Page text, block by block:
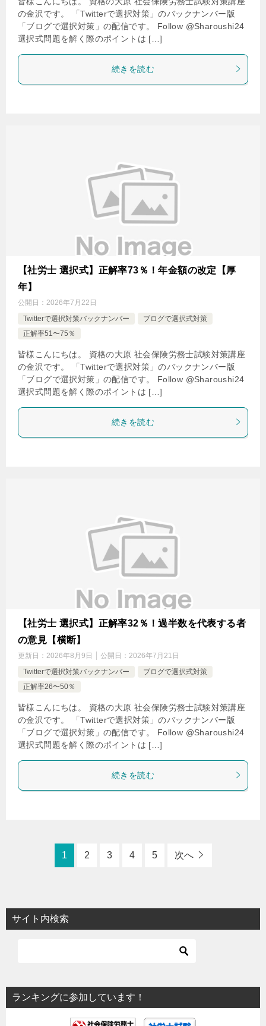
の金沢です。 「Twitterで選択対策」のバックナンバー版
「ブログで選択対策」の配信です。 Follow @Sharoushi24
選択式問題を解く際のポイントは […]
続きを読む
【社労士 選択式】正解率73％！年金額の改定【厚
年】
公開日： 2026年7月22日
Twitterで選択対策バックナンバー
ブログで選択式対策
正解率51〜75％
皆様こんにちは。 資格の大原 社会保険労務士試験対策講座
の金沢です。 「Twitterで選択対策」のバックナンバー版
「ブログで選択対策」の配信です。 Follow @Sharoushi24
選択式問題を解く際のポイントは […]
続きを読む
【社労士 選択式】正解率32％！過半数を代表する者
の意見【横断】
更新日： 2026年8月9日 公開日： 2026年7月21日
Twitterで選択対策バックナンバー
ブログで選択式対策
正解率26〜50％
皆様こんにちは。 資格の大原 社会保険労務士試験対策講座
の金沢です。 「Twitterで選択対策」のバックナンバー版
「ブログで選択対策」の配信です。 Follow @Sharoushi24
選択式問題を解く際のポイントは […]
続きを読む
1 2 3 4 5 次へ
サイト内検索
ランキングに参加しています！